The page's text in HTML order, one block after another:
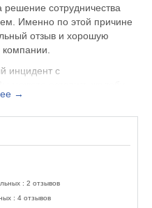
сотрудничества
Именно по этой причине
отзыв и хорошую
инцидент с
atlanticcargo.ru, но и здесь.
услуг.
Москва проспект
заведения с будущими
→
: 2 отзывов
: 4 отзывов